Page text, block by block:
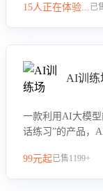
15人正在体验...已
AI训练
一款利用AI大模
话练习”的产品，
力。
99元起已售1199+